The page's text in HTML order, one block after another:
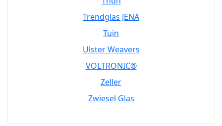
Trendglas JENA
Tuin
Ulster Weavers
VOLTRONIC®
Zeller
Zwiesel Glas